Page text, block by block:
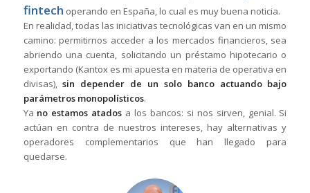
fintech operando en España, lo cual es muy buena noticia.
En realidad, todas las iniciativas tecnológicas van en un mismo
camino: permitirnos acceder a los mercados financieros, sea
abriendo una cuenta, solicitando un préstamo hipotecario o
exportando (Kantox es mi apuesta en materia de operativa en
divisas),sin depender de un solo banco actuando bajo
parámetros monopolísticos.
Ya no estamos atados a los bancos: si nos sirven, genial. Si
actúan en contra de nuestros intereses, hay alternativas y
operadores complementarios que han llegado para
quedarse.